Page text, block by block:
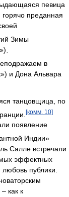
певица
преданная
Зимы
в
и Дона Альвара
танцовщица, по
[комм. 10]
появление
Индии»
Салле встречали
эффектных
публики.
как к